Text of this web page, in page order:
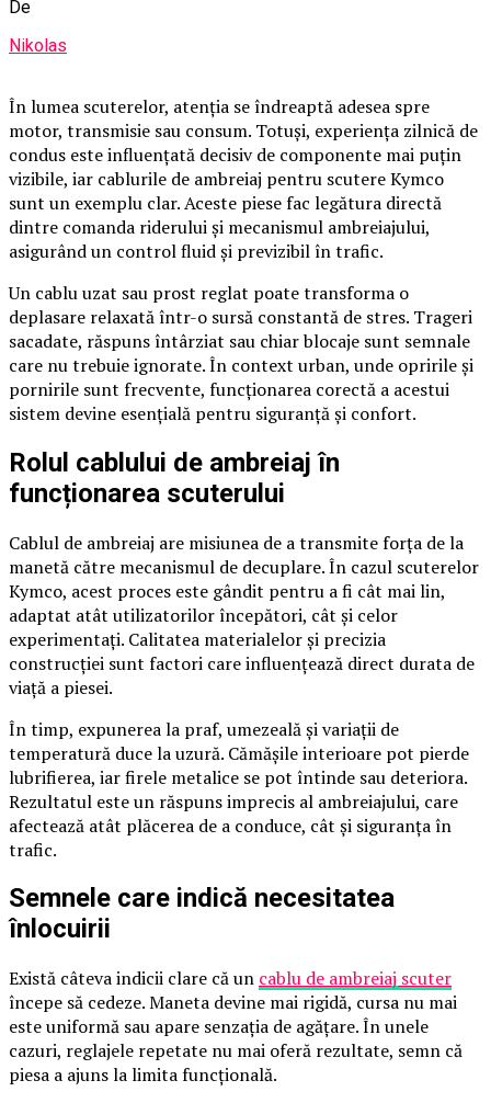
De
Nikolas
În lumea scuterelor, atenția se îndreaptă adesea spre
motor, transmisie sau consum. Totuși, experiența zilnică de
condus este influențată decisiv de componente mai puțin
vizibile, iar cablurile de ambreiaj pentru scutere Kymco
sunt un exemplu clar. Aceste piese fac legătura directă
dintre comanda riderului și mecanismul ambreiajului,
asigurând un control fluid și previzibil în trafic.
Un cablu uzat sau prost reglat poate transforma o
deplasare relaxată într-o sursă constantă de stres. Trageri
sacadate, răspuns întârziat sau chiar blocaje sunt semnale
care nu trebuie ignorate. În context urban, unde opririle și
pornirile sunt frecvente, funcționarea corectă a acestui
sistem devine esențială pentru siguranță și confort.
Rolul cablului de ambreiaj în
funcționarea scuterului
Cablul de ambreiaj are misiunea de a transmite forța de la
manetă către mecanismul de decuplare. În cazul scuterelor
Kymco, acest proces este gândit pentru a fi cât mai lin,
adaptat atât utilizatorilor începători, cât și celor
experimentați. Calitatea materialelor și precizia
construcției sunt factori care influențează direct durata de
viață a piesei.
În timp, expunerea la praf, umezeală și variații de
temperatură duce la uzură. Cămășile interioare pot pierde
lubrifierea, iar firele metalice se pot întinde sau deteriora.
Rezultatul este un răspuns imprecis al ambreiajului, care
afectează atât plăcerea de a conduce, cât și siguranța în
trafic.
Semnele care indică necesitatea
înlocuirii
Există câteva indicii clare că un cablu de ambreiaj scuter
începe să cedeze. Maneta devine mai rigidă, cursa nu mai
este uniformă sau apare senzația de agățare. În unele
cazuri, reglajele repetate nu mai oferă rezultate, semn că
piesa a ajuns la limita funcțională.